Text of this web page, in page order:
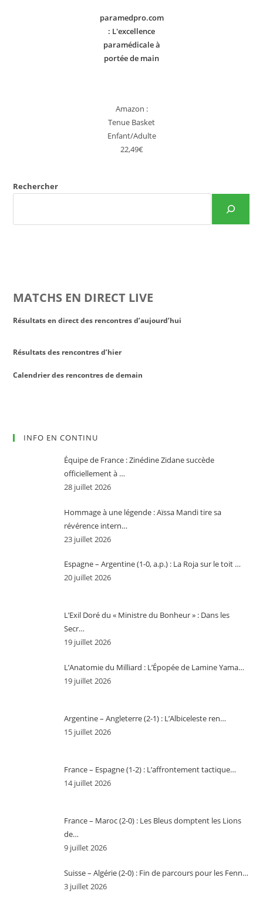
paramedpro.com
: L'excellence
paramédicale à
portée de main
Amazon :
Tenue Basket
Enfant/Adulte
22,49€
Rechercher
MATCHS EN DIRECT LIVE
Résultats en direct des rencontres d’aujourd’hui
Résultats des rencontres d’hier
Calendrier des rencontres de demain
INFO EN CONTINU
Équipe de France : Zinédine Zidane succède
officiellement à …
28 juillet 2026
Hommage à une légende : Aïssa Mandi tire sa
révérence intern…
23 juillet 2026
Espagne – Argentine (1-0, a.p.) : La Roja sur le toit …
20 juillet 2026
L’Exil Doré du « Ministre du Bonheur » : Dans les
Secr…
19 juillet 2026
L’Anatomie du Milliard : L’Épopée de Lamine Yama…
19 juillet 2026
Argentine – Angleterre (2-1) : L’Albiceleste ren…
15 juillet 2026
France – Espagne (1-2) : L’affrontement tactique…
14 juillet 2026
France – Maroc (2-0) : Les Bleus domptent les Lions
de…
9 juillet 2026
Suisse – Algérie (2-0) : Fin de parcours pour les Fenn…
3 juillet 2026